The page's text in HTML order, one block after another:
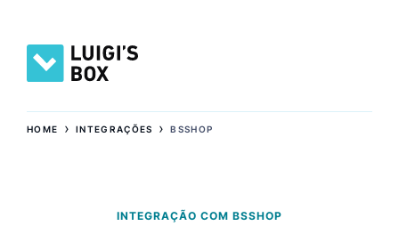
HOME ›INTEGRAÇÕES ›BSSHOP
INTEGRAÇÃO COM BSSHOP